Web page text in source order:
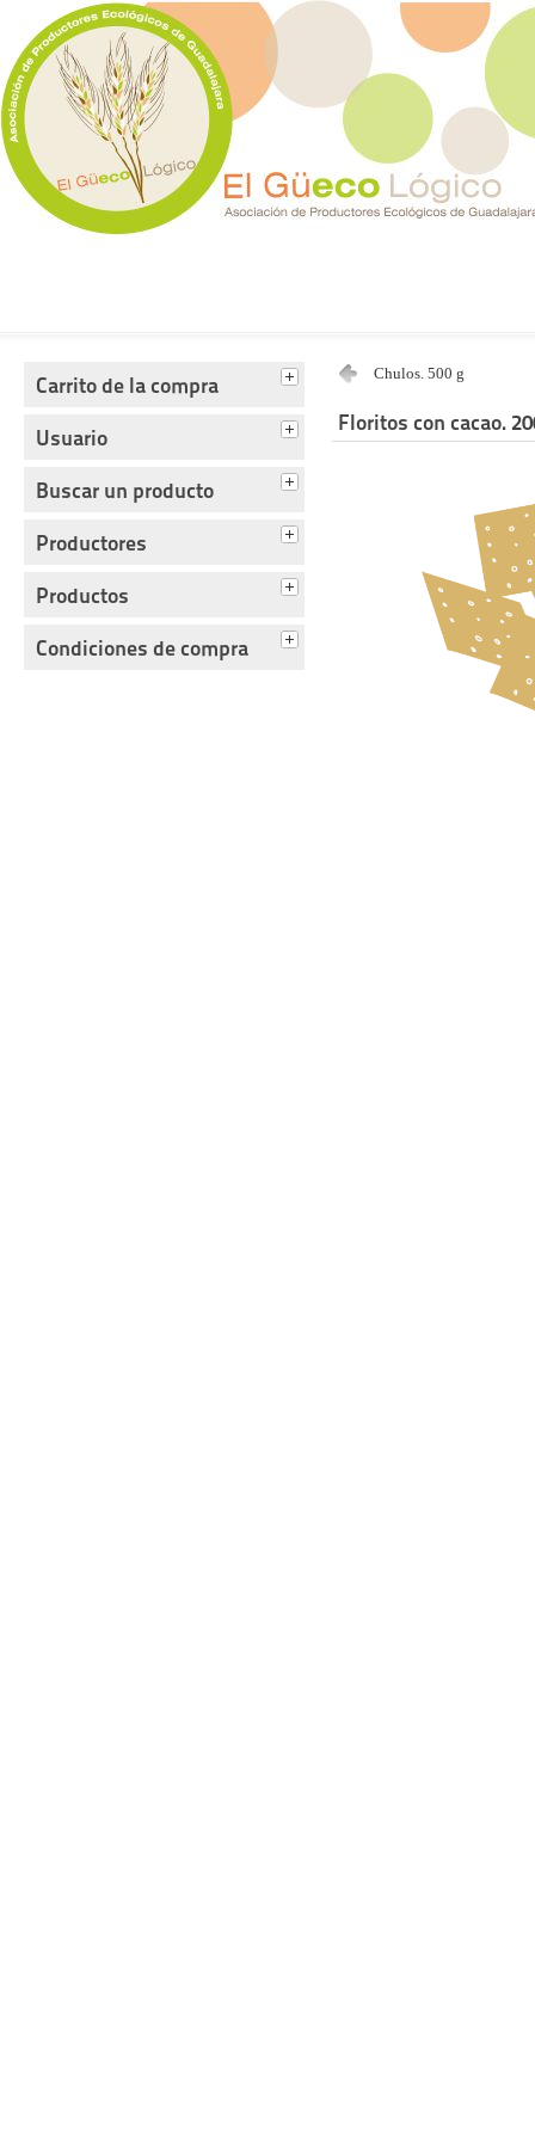
Carrito de la compra
Usuario
Buscar un producto
Productores
Productos
Condiciones de compra
Chulos. 500 g
Floritos con cacao.